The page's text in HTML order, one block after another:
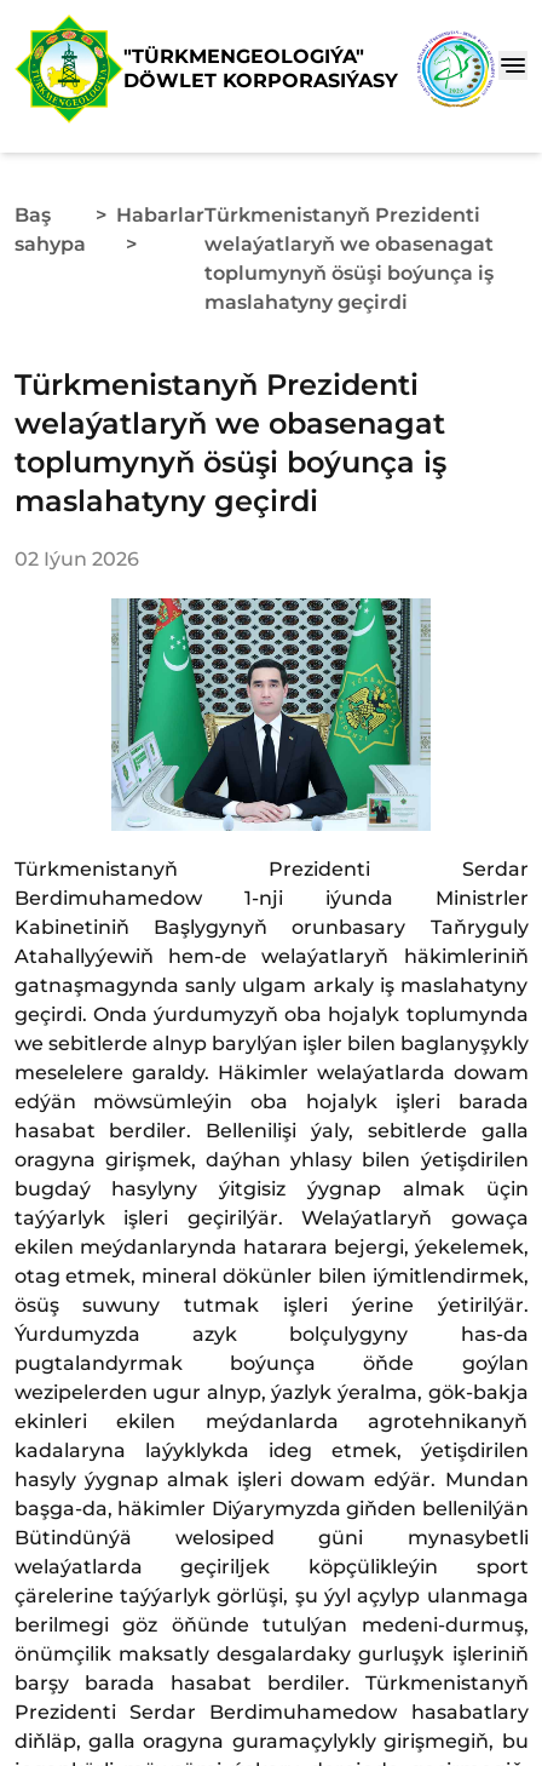
"TÜRKMENGEOLOGIÝA"
DÖWLET KORPORASIÝASY
Baş
sahypa
> Habarlar
>
Türkmenistanyň Prezidenti
welaýatlaryň we obasenagat
toplumynyň ösüşi boýunça iş
maslahatyny geçirdi
Türkmenistanyň Prezidenti
welaýatlaryň we obasenagat
toplumynyň ösüşi boýunça iş
maslahatyny geçirdi
02 Iýun 2026
Türkmenistanyň Prezidenti Serdar
Berdimuhamedow 1-nji iýunda Ministrler
Kabinetiniň Başlygynyň orunbasary Taňryguly
Atahallyýewiň hem-de welaýatlaryň häkimleriniň
gatnaşmagynda sanly ulgam arkaly iş maslahatyny
geçirdi. Onda ýurdumyzyň oba hojalyk toplumynda
we sebitlerde alnyp barylýan işler bilen baglanyşykly
meselelere garaldy. Häkimler welaýatlarda dowam
edýän möwsümleýin oba hojalyk işleri barada
hasabat berdiler. Bellenilişi ýaly, sebitlerde galla
oragyna girişmek, daýhan yhlasy bilen ýetişdirilen
bugdaý hasylyny ýitgisiz ýygnap almak üçin
taýýarlyk işleri geçirilýär. Welaýatlaryň gowaça
ekilen meýdanlarynda hatarara bejergi, ýekelemek,
otag etmek, mineral dökünler bilen iýmitlendirmek,
ösüş suwuny tutmak işleri ýerine ýetirilýär.
Ýurdumyzda azyk bolçulygyny has-da
pugtalandyrmak boýunça öňde goýlan
wezipelerden ugur alnyp, ýazlyk ýeralma, gök-bakja
ekinleri ekilen meýdanlarda agrotehnikanyň
kadalaryna laýyklykda ideg etmek, ýetişdirilen
hasyly ýygnap almak işleri dowam edýär. Mundan
başga-da, häkimler Diýarymyzda giňden bellenilýän
Bütindünýä welosiped güni mynasybetli
welaýatlarda geçiriljek köpçülikleýin sport
çärelerine taýýarlyk görlüşi, şu ýyl açylyp ulanmaga
berilmegi göz öňünde tutulýan medeni-durmuş,
önümçilik maksatly desgalardaky gurluşyk işleriniň
barşy barada hasabat berdiler. Türkmenistanyň
Prezidenti Serdar Berdimuhamedow hasabatlary
diňläp, galla oragyna guramaçylykly girişmegiň, bu